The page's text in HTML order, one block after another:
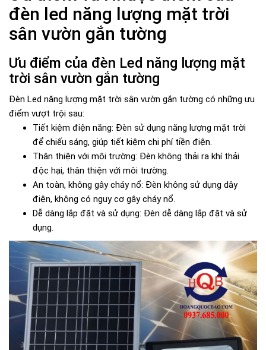
đèn led năng lượng mặt trời
sân vườn gắn tường
Ưu điểm của đèn Led năng lượng mặt
trời sân vườn gắn tường
Đèn Led năng lượng mặt trời sân vườn gắn tường có những ưu
điểm vượt trội sau:
Tiết kiệm điện năng: Đèn sử dụng năng lượng mặt trời
để chiếu sáng, giúp tiết kiệm chi phí tiền điện.
Thân thiện với môi trường: Đèn không thải ra khí thải
độc hại, thân thiện với môi trường.
An toàn, không gây cháy nổ: Đèn không sử dụng dây
điện, không có nguy cơ gây cháy nổ.
Dễ dàng lắp đặt và sử dụng: Đèn dễ dàng lắp đặt và sử
dụng.